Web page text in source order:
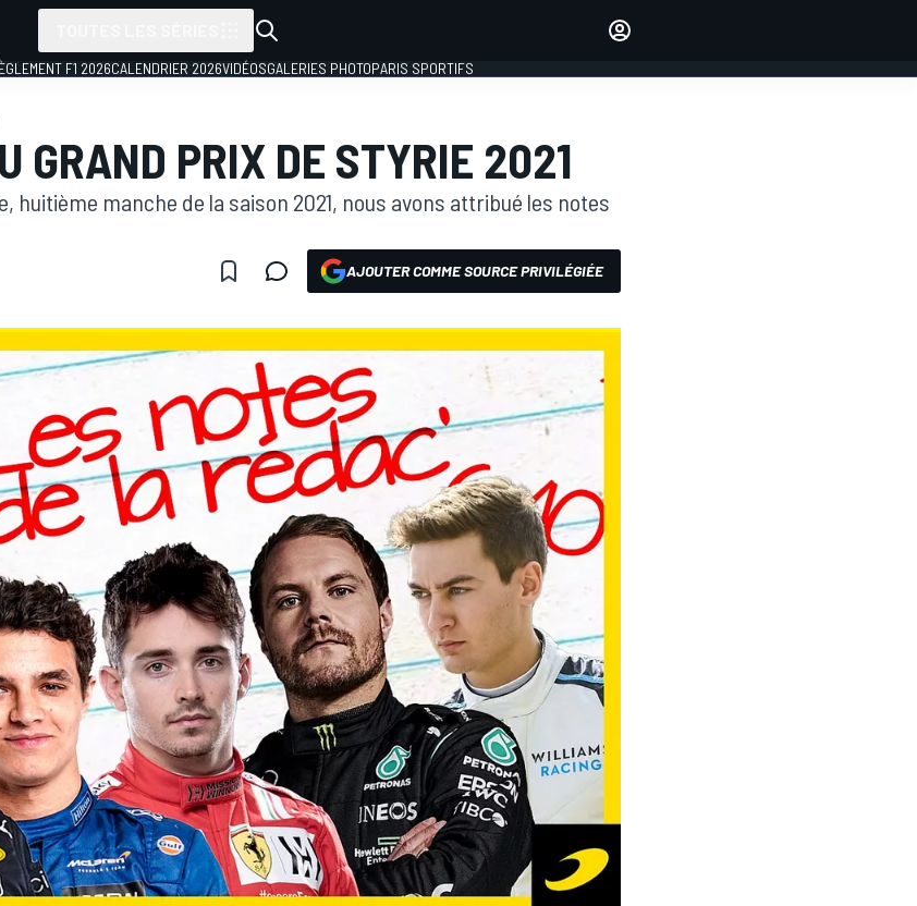
F1 2026CALENDRIER 2026VIDÉOSGALERIES PHOTOPARIS SPORTIFS
GRAND PRIX DE STYRIE 2021
huitième manche de la saison 2021, nous avons attribué les notes
AJOUTER COMME SOURCE PRIVILÉGIÉE